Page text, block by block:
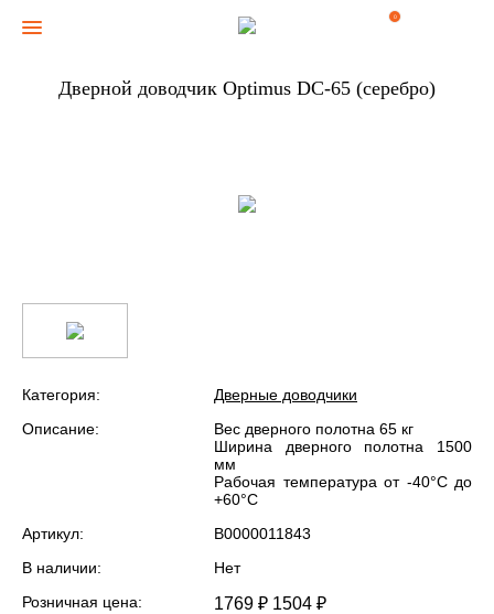
0
Дверной доводчик Optimus DC-65 (серебро)
Категория:
Дверные доводчики
Описание:
Вес дверного полотна 65 кг
Ширина дверного полотна 1500
мм
Рабочая температура от -40°С до
+60°С
Артикул:
В0000011843
В наличии:
Нет
Розничная цена:
1769 ₽ 1504 ₽